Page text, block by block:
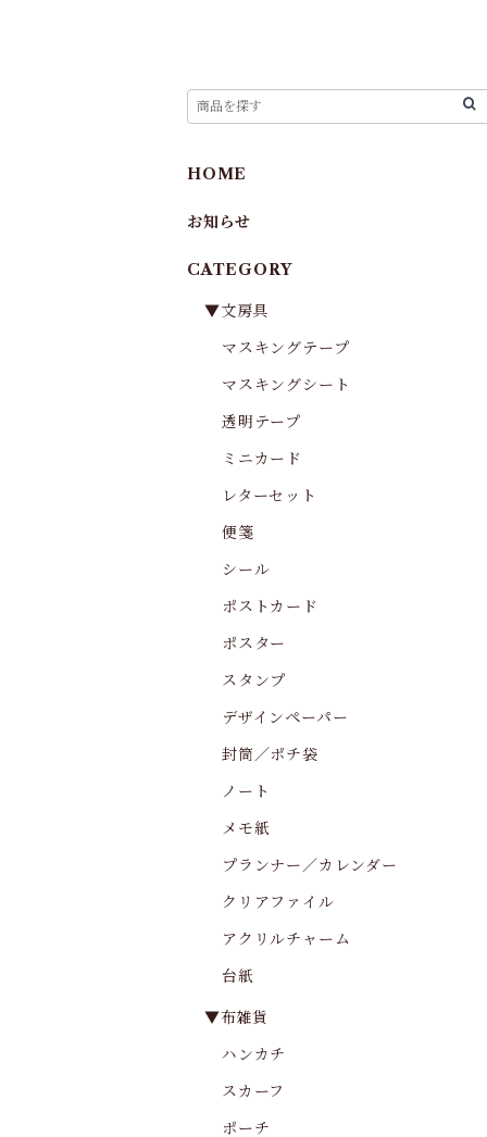
HOME
お知らせ
CATEGORY
▼文房具
マスキングテープ
マスキングシート
透明テープ
ミニカード
レターセット
便箋
シール
ポストカード
ポスター
スタンプ
デザインペーパー
封筒／ポチ袋
ノート
メモ紙
プランナー／カレンダー
クリアファイル
アクリルチャーム
台紙
▼布雑貨
ハンカチ
スカーフ
ポーチ